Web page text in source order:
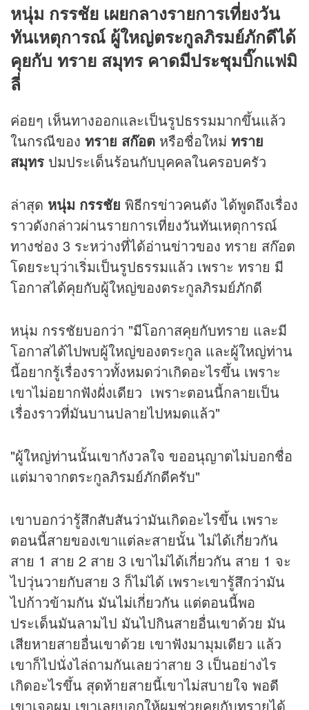
หนุ่ม กรรชัย เผยกลางรายการเที่ยงวัน
ทันเหตุการณ์ ผู้ใหญ่ตระกูลภิรมย์ภักดีได้
คุยกับ ทราย สมุทร คาดมีประชุมบิ๊กแฟมิ
ลี่
ค่อยๆ เห็นทางออกและเป็นรูปธรรมมากขึ้นแล้ว
ในกรณีของ ทราย สก๊อต หรือชื่อใหม่ ทราย
สมุทร ปมประเด็นร้อนกับบุคคลในครอบครัว
ล่าสุด หนุ่ม กรรชัย พิธีกรข่าวคนดัง ได้พูดถึงเรื่อง
ราวดังกล่าวผ่านรายการเที่ยงวันทันเหตุการณ์
ทางช่อง 3 ระหว่างที่ได้อ่านข่าวของ ทราย สก๊อต
โดยระบุว่าเริ่มเป็นรูปธรรมแล้ว เพราะ ทราย มี
โอกาสได้คุยกับผู้ใหญ่ของตระกูลภิรมย์ภักดี
หนุ่ม กรรชัยบอกว่า "มีโอกาสคุยกับทราย และมี
โอกาสได้ไปพบผู้ใหญ่ของตระกูล และผู้ใหญ่ท่าน
นี้อยากรู้เรื่องราวทั้งหมดว่าเกิดอะไรขึ้น เพราะ
เขาไม่อยากฟังฝั่งเดียว เพราะตอนนี้กลายเป็น
เรื่องราวที่มันบานปลายไปหมดแล้ว"
"ผู้ใหญ่ท่านนั้นเขากังวลใจ ขออนุญาตไม่บอกชื่อ
แต่มาจากตระกูลภิรมย์ภักดีครับ"
เขาบอกว่ารู้สึกสับสันว่ามันเกิดอะไรขึ้น เพราะ
ตอนนี้สายของเขาแต่ละสายนั้น ไม่ได้เกี่ยวกัน
สาย 1 สาย 2 สาย 3 เขาไม่ได้เกี่ยวกัน สาย 1 จะ
ไปวุ่นวายกับสาย 3 ก็ไม่ได้ เพราะเขารู้สึกว่ามัน
ไปก้าวข้ามกัน มันไม่เกี่ยวกัน แต่ตอนนี้พอ
ประเด็นมันลามไป มันไปกินสายอื่นเขาด้วย มัน
เสียหายสายอื่นเขาด้วย เขาฟังมามุมเดียว แล้ว
เขาก็ไปนั่งไล่ถามกันเลยว่าสาย 3 เป็นอย่างไร
เกิดอะไรขึ้น สุดท้ายสายนี้เขาไม่สบายใจ พอดี
เขาเจอผม เขาเลยบอกให้ผมช่วยคุยกับทรายได้